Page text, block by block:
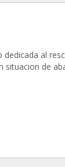
al
situacion de